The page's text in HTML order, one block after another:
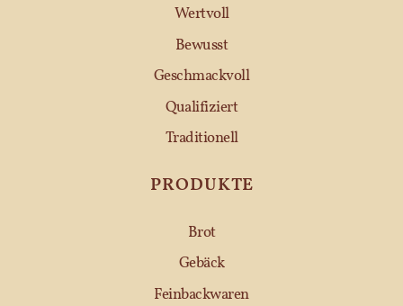
Wertvoll
Bewusst
Geschmackvoll
Qualifiziert
Traditionell
PRODUKTE
Brot
Gebäck
Feinbackwaren